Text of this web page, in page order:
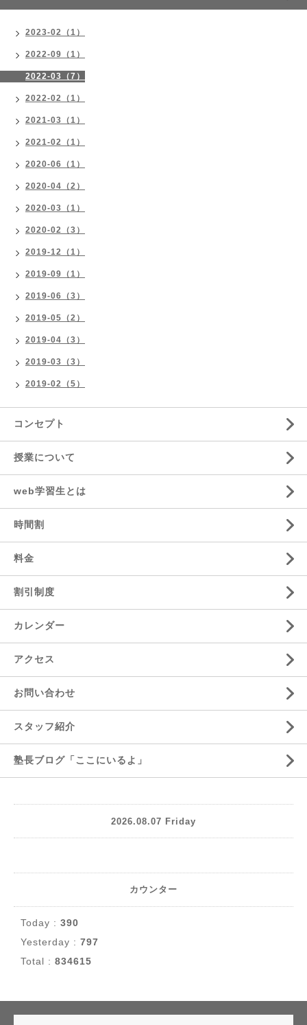
2023-02（1）
2022-09（1）
2022-03（7）
2022-02（1）
2021-03（1）
2021-02（1）
2020-06（1）
2020-04（2）
2020-03（1）
2020-02（3）
2019-12（1）
2019-09（1）
2019-06（3）
2019-05（2）
2019-04（3）
2019-03（3）
2019-02（5）
コンセプト
授業について
web学習生とは
時間割
料金
割引制度
カレンダー
アクセス
お問い合わせ
スタッフ紹介
塾長ブログ「ここにいるよ」
2026.08.07 Friday
カウンター
Today : 390
Yesterday : 797
Total : 834615